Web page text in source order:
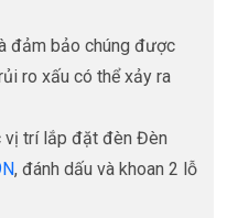
đảm bảo chúng được
ro xấu có thể xảy ra
vị trí lắp đặt đèn Đèn
, đánh dấu và khoan 2 lỗ